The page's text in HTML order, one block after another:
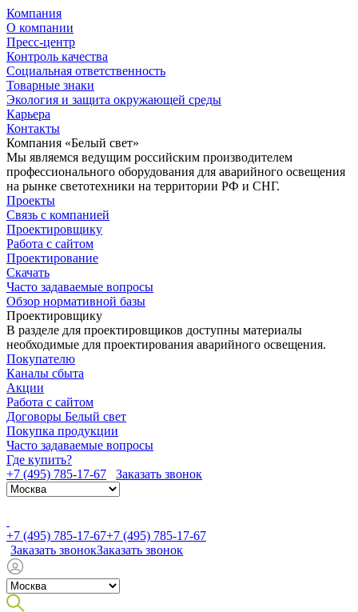
Компания
О компании
Пресс-центр
Контроль качества
Социальная ответственность
Товарные знаки
Экология и защита окружающей среды
Карьера
Контакты
Компания «Белый свет»
Мы являемся ведущим российским производителем
профессионального оборудования для аварийного освещения
на рынке светотехники на территории РФ и СНГ.
Проекты
Связь с компанией
Проектировщику
Работа с сайтом
Проектирование
Скачать
Часто задаваемые вопросы
Обзор нормативной базы
Проектировщику
В разделе для проектировщиков доступны материалы
необходимые для проектирования аварийного освещения.
Покупателю
Каналы сбыта
Акции
Работа с сайтом
Договоры Белый свет
Покупка продукции
Часто задаваемые вопросы
Где купить?
+7 (495) 785-17-67
Заказать звонок
+7 (495) 785-17-67+7 (495) 785-17-67
Заказать звонокЗаказать звонок